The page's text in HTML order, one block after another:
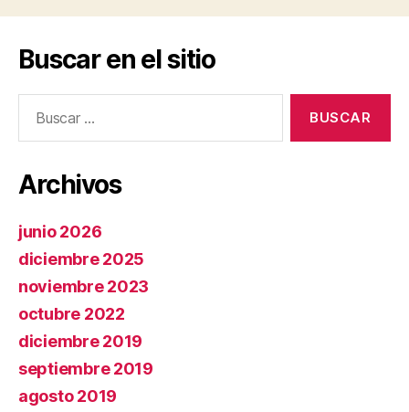
Buscar en el sitio
Archivos
junio 2026
diciembre 2025
noviembre 2023
octubre 2022
diciembre 2019
septiembre 2019
agosto 2019